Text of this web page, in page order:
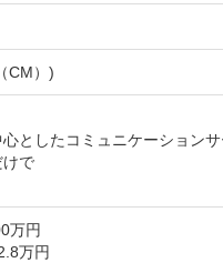
CM）)
としたコミュニケーション
けで
万円
万円